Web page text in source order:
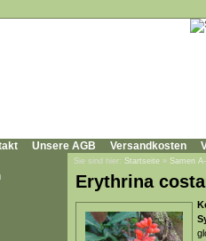
Unsere AGB Versandkosten
Sie sind hier: Startseite » Samen
Erythrina